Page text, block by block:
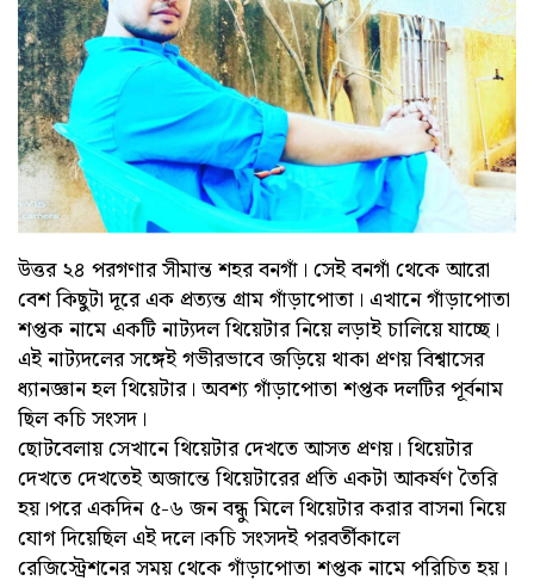
উত্তর ২৪ পরগণার সীমান্ত শহর বনগাঁ। সেই বনগাঁ থেকে আরো
বেশ কিছুটা দূরে এক প্রত্যন্ত গ্রাম গাঁড়াপোতা। এখানে গাঁড়াপোতা
শপ্তক নামে একটি নাট্যদল থিয়েটার নিয়ে লড়াই চালিয়ে যাচ্ছে।
এই নাট্যদলের সঙ্গেই গভীরভাবে জড়িয়ে থাকা প্রণয় বিশ্বাসের
ধ্যানজ্ঞান হল থিয়েটার। অবশ্য গাঁড়াপোতা শপ্তক দলটির পূর্বনাম
ছিল কচি সংসদ।
ছোটবেলায় সেখানে থিয়েটার দেখতে আসত প্রণয়। থিয়েটার
দেখতে দেখতেই অজান্তে থিয়েটারের প্রতি একটা আকর্ষণ তৈরি
হয়।পরে একদিন ৫-৬ জন বন্ধু মিলে থিয়েটার করার বাসনা নিয়ে
যোগ দিয়েছিল এই দলে।কচি সংসদই পরবর্তীকালে
রেজিস্ট্রেশনের সময় থেকে গাঁড়াপোতা শপ্তক নামে পরিচিত হয়।